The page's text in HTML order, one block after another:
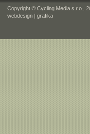
Copyright © Cycling Media s.r.o.,
webdesign | grafika